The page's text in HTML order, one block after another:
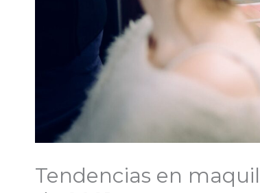
Tendencias en